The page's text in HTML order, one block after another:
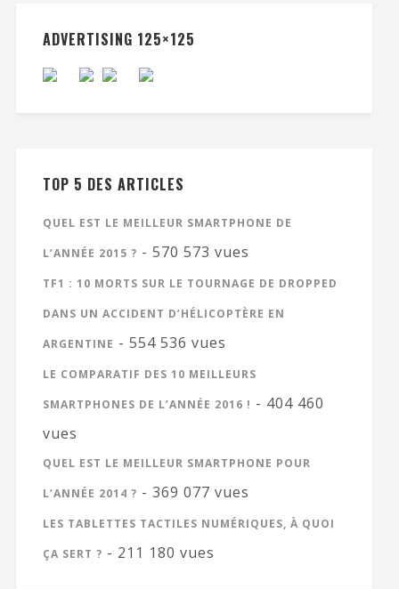
ADVERTISING 125×125
TOP 5 DES ARTICLES
QUEL EST LE MEILLEUR SMARTPHONE DE
L’ANNÉE 2015 ? - 570 573 vues
TF1 : 10 MORTS SUR LE TOURNAGE DE DROPPED
DANS UN ACCIDENT D’HÉLICOPTÈRE EN
ARGENTINE - 554 536 vues
LE COMPARATIF DES 10 MEILLEURS
SMARTPHONES DE L’ANNÉE 2016 ! - 404 460
vues
QUEL EST LE MEILLEUR SMARTPHONE POUR
L’ANNÉE 2014 ? - 369 077 vues
LES TABLETTES TACTILES NUMÉRIQUES, À QUOI
ÇA SERT ? - 211 180 vues